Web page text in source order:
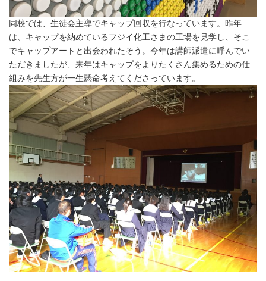
同校では、生徒会主導でキャップ回収を行なっています。昨年
は、キャップを納めているフジイ化工さまの工場を見学し、そこ
でキャップアートと出会われたそう。今年は講師派遣に呼んでい
ただきましたが、来年はキャップをよりたくさん集めるための仕
組みを先生方が一生懸命考えてくださっています。